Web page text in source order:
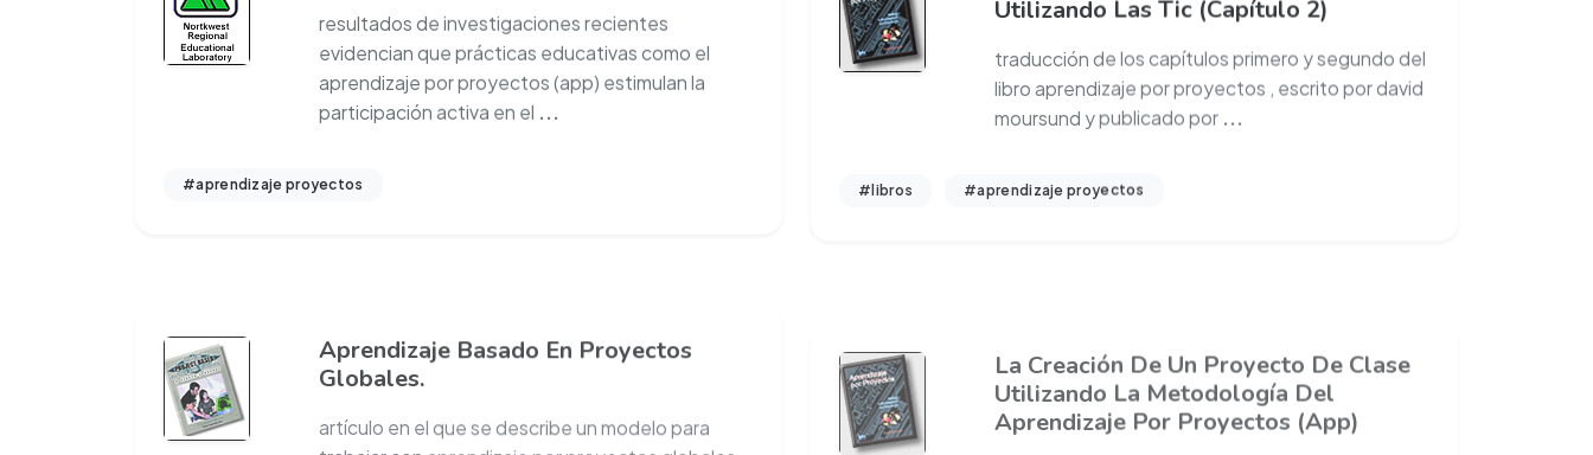
resultados de investigaciones recientes
evidencian que prácticas educativas como el
aprendizaje por proyectos (app) estimulan la
participación activa en el
#aprendizaje proyectos
traducción de los capítulos primero y segundo del
libro aprendizaje por proyectos , escrito por david
moursund y publicado por
Globales.
trabajar con aprendizaje por proyectos globales
Utilizando La Metodología Del
Aprendizaje Por Proyectos (App)
el aprendizaje por proyectos (app) haciendo uso